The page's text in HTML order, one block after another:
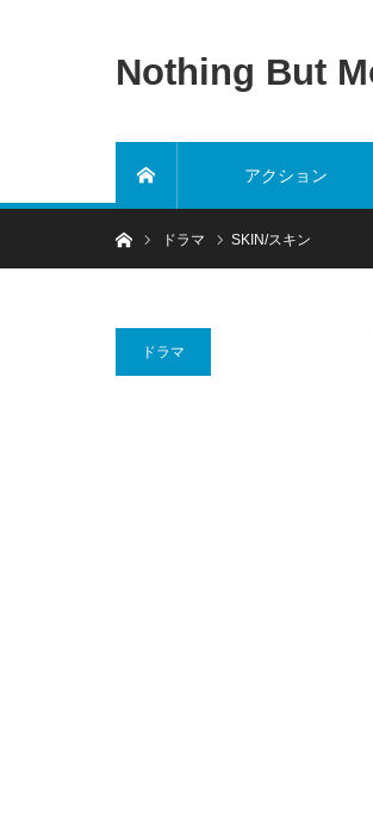
Nothing But
アクション
ホームドラマ SKIN/スキン
ドラマ